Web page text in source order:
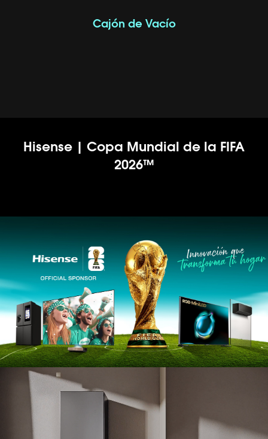
Cajón de Vacío
Hisense | Copa Mundial de la FIFA
2026™